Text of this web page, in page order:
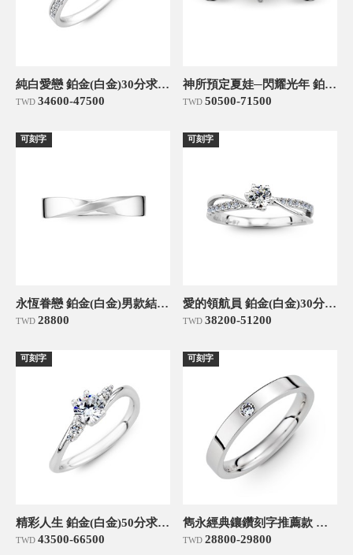
純白愛戀 鉑金(白金)30分求婚訂婚鑽戒
TWD 34600-47500
神所預定夏娃─閃耀光年 鉑金(白金)50分求婚訂婚鑽戒
TWD 50500-71500
可刻字
永恆眷戀 鉑金(白金)男款結婚對戒
TWD 28800
可刻字
愛的領航員 鉑金(白金)30分求婚訂婚鑽戒
TWD 38200-51200
可刻字
精彩人生 鉑金(白金)50分求婚訂婚鑽戒
TWD 43500-66500
可刻字
雋永經典鑲鑽刻字推薦款 鉑金(白金)男款結婚對戒
TWD 28800-29800